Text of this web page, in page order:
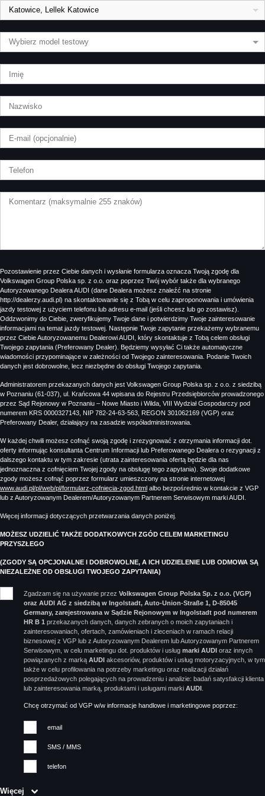
Katowice, Lellek Katowice
Wybierz model testowy
Pozostawienie przez Ciebie danych i wysłanie formularza oznacza Twoją zgodę dla
Volkswagen Group Polska sp. z o.o. oraz poprzez Twój wybór także dla wybranego
Autoryzowanego Dealera AUDI (dane Dealera możesz znaleźć na stronie
http://dealerzy.audi.pl) na skontaktowanie się z Tobą w celu zaproponowania i umówienia
jazdy testowej z użyciem telefonu lub adresu e-mail (jeśli chcesz lub go zostawisz).
Oddzwonimy do Ciebie, zweryfikujemy Twoje dane i potwierdzimy Twoje zainteresowanie
informacjami na temat jazdy testowej. Następnie Twoje zapytanie przekażemy wybranemu
przez Ciebie Autoryzowanemu Dealerowi AUDI, który skontaktuje z Tobą celem obsługi
Twojego zapytania (Preferowany Dealer). Będziemy wysyłać Ci także automatyczne
wiadomości przypominające w zależności od Twojego zainteresowania. Podanie Twoich
danych jest dobrowolne, lecz niezbędne do obsługi Twojego zapytania.
Administratorem przekazanych danych jest Volkswagen Group Polska sp. z o.o. z siedzibą
w Poznaniu (61-037), ul. Krańcowa 44 wpisana do Rejestru Przedsiębiorców prowadzonego
przez Sąd Rejonowy w Poznaniu – Nowe Miasto i Wilda, VIII Wydział Gospodarczy pod
numerem KRS 0000327143, NIP 782-24-63-563, REGON 301062169 (VGP) oraz
Preferowany Dealer, działający na zasadzie współadministrowania.
W każdej chwili możesz cofnąć swoją zgodę i zrezygnować z otrzymania informacji dot.
oferty informując konsultanta Centrum Informacji lub Preferowanego Dealera o rezygnacji z
dalszego kontaktu w tym zakresie (utrata zainteresowania ofertą będzie dla nas
jednoznaczna z cofnięciem Twojej zgody na obsługę tego zapytania). Swoje dodatkowe
zgody możesz cofnąć poprzez formularz umieszczony na stronie internetowej
www.audi.pl/pl/web/pl/formularz-cofniecia-zgod.html albo bezpośrednio w kontakcie z VGP
lub z Autoryzowanym Dealerem/Autoryzowanym Partnerem Serwisowym marki AUDI.
Więcej informacji dotyczących przetwarzania danych poniżej.
MOŻESZ UDZIELIĆ TAKŻE DODATKOWYCH ZGÓD CELEM MARKETINGU
PRZYSZŁEGO
(ZGODY SĄ OPCJONALNE I DOBROWOLNE, A ICH UDZIELENIE LUB ODMOWA SĄ
NIEZALEŻNE OD OBSŁUGI TWOJEGO ZAPYTANIA)
Zgadzam się na używanie przez Volkswagen Group Polska Sp. z o.o. (VGP)
oraz AUDI AG z siedzibą w Ingolstadt, Auto-Union-Straße 1, D-85045
Germany, zarejestrowana w Sądzie Rejonowym w Ingolstadt pod numerem
HR B 1 przekazanych danych, danych zebranych o moich zapytaniach i
zainteresowaniach, ofertach, zamówieniach i zleceniach w ramach relacji
biznesowej z VGP lub z Autoryzowanym Dealerem lub Autoryzowanym Partnerem
Serwisowym, w celu marketingu dot. produktów i usług marki AUDI oraz innych
powiązanych z marką AUDI akcesoriów, produktów i usług motoryzacyjnych, w tym
także w celu profilowania na potrzeby marketingu oraz realizacji działań
posprzedażowych polegających na prowadzeniu i analizie: badań satysfakcji klienta
lub zainteresowania marką, produktami i usługami marki AUDI
Chcę otrzymać od VGP w/w informacje handlowe i marketingowe poprzez:
email
SMS / MMS
telefon
Więcej